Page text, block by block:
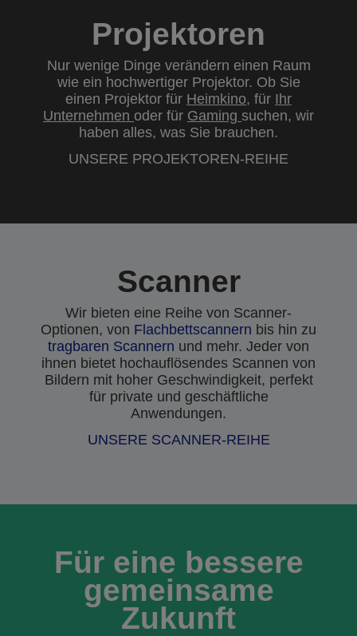
Projektoren
Nur wenige Dinge verändern einen Raum
wie ein hochwertiger Projektor. Ob Sie
einen Projektor für Heimkino, für Ihr
Unternehmen oder für Gaming suchen, wir
haben alles, was Sie brauchen.
UNSERE PROJEKTOREN-REIHE
Scanner
Wir bieten eine Reihe von Scanner-
Optionen, von Flachbettscannern bis hin zu
tragbaren Scannern und mehr. Jeder von
ihnen bietet hochauflösendes Scannen von
Bildern mit hoher Geschwindigkeit, perfekt
für private und geschäftliche
Anwendungen.
UNSERE SCANNER-REIHE
Für eine bessere
gemeinsame
Zukunft